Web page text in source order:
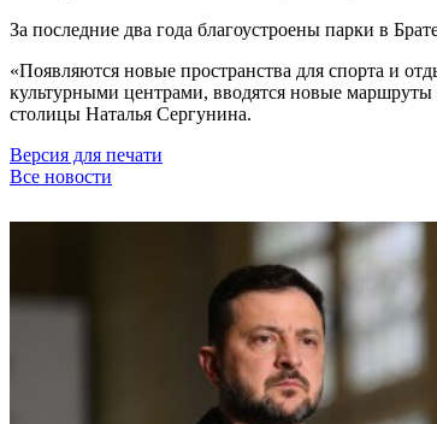
За последние два года благоустроены парки в
«Появляются новые пространства для спорта и
культурными центрами, вводятся новые
столицы Наталья Сергунина.
Версия для печати
Все новости